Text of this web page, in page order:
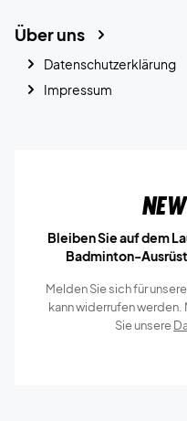
Über uns
Datenschutzerklärung
Impressum
Bleiben Sie auf dem
Badminton-
Melden Sie sich für
kann widerrufen
Sie unsere